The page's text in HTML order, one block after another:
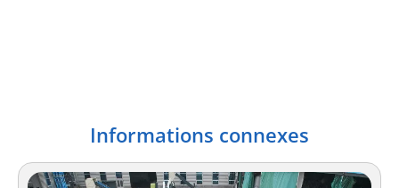
Informations connexes